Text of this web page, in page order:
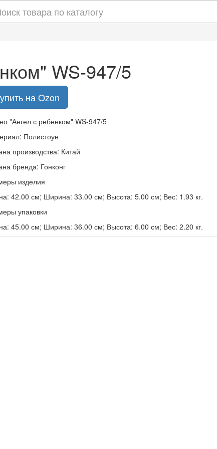
WS-947/5
на Ozon
"Ангел с ребенком" WS-947/5
Полистоун
производства: Китай
бренда: Гонконг
изделия
42.00 см; Ширина: 33.00 см; Высота: 5.00 см; Вес: 1.93 кг.
упаковки
45.00 см; Ширина: 36.00 см; Высота: 6.00 см; Вес: 2.20 кг.